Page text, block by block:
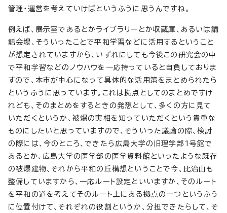
管理・運営を考えていけばというふうに思うんですね。
例えば、展示室であるとかライブラリーとか収蔵庫、あるいは講
話会場、そういったことで平和学習などに活用するということ
が想定されていますから、いずれにしても今後この研究会の中
で平和学習などのノウハウを一応持っていると自負しておりま
すので、本市が中心になって具体的な活用策をまとめられたら
というふうに思っています。これは拠点としてのまとめですけ
れども、そのまとめをするときの発想として、多くの方に見て
いただくというか、被爆の実相を知っていただくという貴重な
ものにしたいと思っていますので、そういった議論の際、検討
の際には、今のところ、できたら広島大学の旧理学部1号館で
あるとか、広島大学の医学部の医学資料館といったような既存
の被爆建物、それから平和の丘構想ということで今、比治山も
整備していますから、一応ルート設定といいますか、そのルート
を平和の道を考えてそのルート上にある拠点の一つというふう
に位置付けて、それぞれの役割というか、分担できたらして、そ